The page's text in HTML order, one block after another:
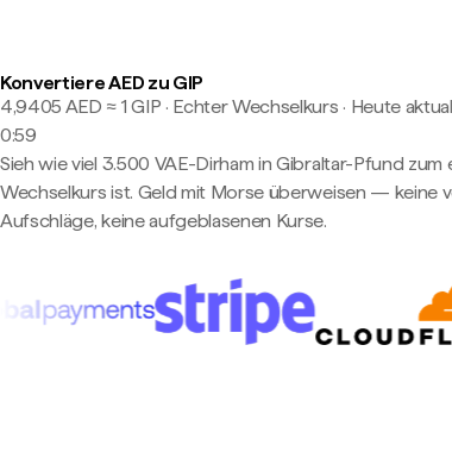
Konvertiere AED zu GIP
4,9405 AED ≈ 1 GIP · Echter Wechselkurs · Heute
0:59
Sieh wie viel 3.500 VAE-Dirham in Gibraltar-Pfund zum
Wechselkurs ist. Geld mit Morse überweisen — keine
Aufschläge, keine aufgeblasenen Kurse.